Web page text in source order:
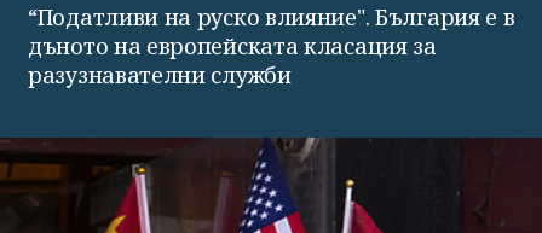
“Податливи на руско влияние". България е в
дъното на европейската класация за
разузнавателни служби